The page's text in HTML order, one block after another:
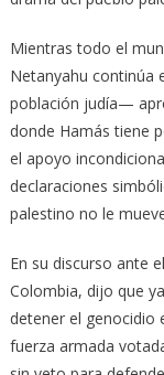
Mientras todo el
Netanyahu continúa
población judía—
donde Hamás tiene
el apoyo
declaraciones
palestino no le
En su discurso ante
Colombia, dijo que
detener el genocidio
fuerza armada